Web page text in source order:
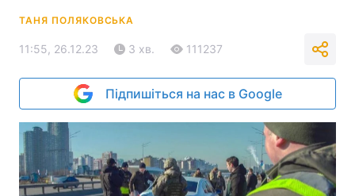
ТАНЯ ПОЛЯКОВСЬКА
11:55, 26.12.23 3 хв. 111237
Підпишіться на нас в Google